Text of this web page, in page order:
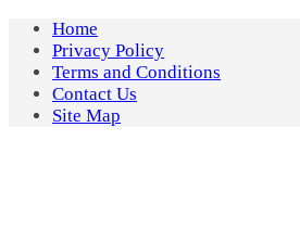
Skip
content
Home
Privacy Policy
Terms and Conditions
Contact Us
Site Map